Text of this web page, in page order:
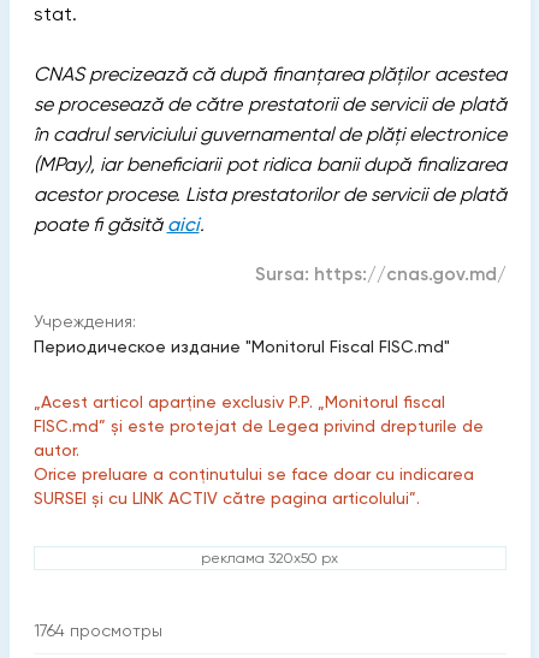
stat.
CNAS precizează că după finanțarea plăților acestea
se procesează de către prestatorii de servicii de plată
în cadrul serviciului guvernamental de plăţi electronice
(MPay), iar beneficiarii pot ridica banii după finalizarea
acestor procese. Lista prestatorilor de servicii de plată
poate fi găsită aici.
Sursa: https://cnas.gov.md/
Учреждения:
Периодическое издание "Monitorul Fiscal FISC.md"
„Acest articol aparține exclusiv P.P. „Monitorul fiscal
FISC.md” și este protejat de Legea privind drepturile de
autor.
Orice preluare a conținutului se face doar cu indicarea
SURSEI și cu LINK ACTIV către pagina articolului”.
реклама 320x50 px
1764 просмотры